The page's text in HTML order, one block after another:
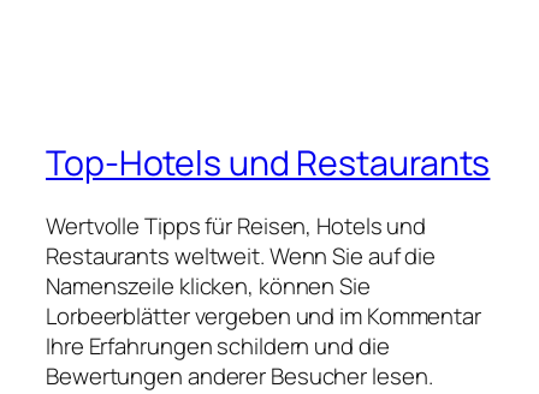
Top-Hotels und Restaurants
Wertvolle Tipps für Reisen, Hotels und
Restaurants weltweit. Wenn Sie auf die
Namenszeile klicken, können Sie
Lorbeerblätter vergeben und im Kommentar
Ihre Erfahrungen schildern und die
Bewertungen anderer Besucher lesen.